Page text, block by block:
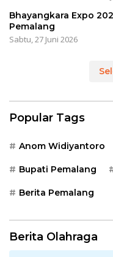
Bhayangkara Expo
Pemalang
Sabtu, 27 Juni 2026
Popular Tags
Anom Widiyantoro
Bupati Pemalang
Berita Pemalang
Berita Olahraga